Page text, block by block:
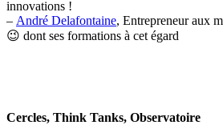
innovations !
– André Delafontaine, Entrepreneur aux
😉 dont ses formations à cet égard
Cercles, Think Tanks, Observatoire